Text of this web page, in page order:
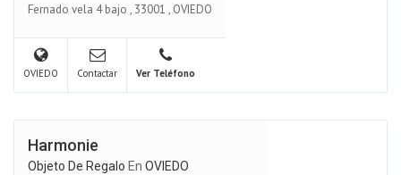
Fernado vela 4 bajo , 33001 , OVIEDO
OVIEDO Contactar Ver Teléfono
Harmonie
Objeto De Regalo En OVIEDO